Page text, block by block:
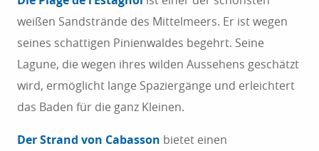
weißen Sandstrände des Mittelmeers. Er ist wegen
seines schattigen Pinienwaldes begehrt. Seine
Lagune, die wegen ihres wilden Aussehens geschätzt
wird, ermöglicht lange Spaziergänge und erleichtert
das Baden für die ganz Kleinen.
Der Strand von Cabasson bietet einen